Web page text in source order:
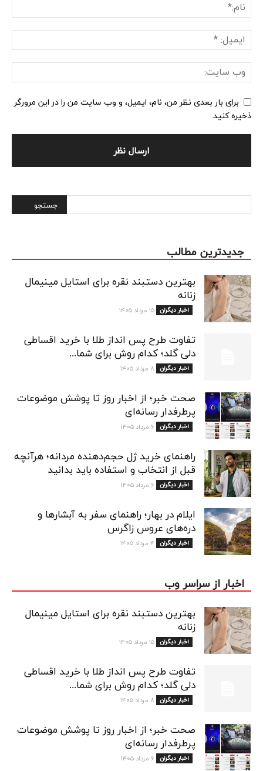
برای بار بعدی نظر من، نام، ایمیل، و وب سایت من را در این مرورگر
ذخیره کنید.
جدیدترین مطالب
بهترین دستبند نقره برای استایل مینیمال
زنانه
اخبار دیگران ۱۵ مرداد ۱۴۰۵
تفاوت طرح پس انداز طلا با خرید اقساطی
دلی گلد؛ کدام روش برای شما...
اخبار دیگران ۸ مرداد ۱۴۰۵
صحت خبر؛ از اخبار روز تا پوشش موضوعات
پرطرفدار رسانه‌ای
اخبار دیگران ۶ مرداد ۱۴۰۵
راهنمای خرید ژل حجم‌دهنده مردانه؛ هرآنچه
قبل از انتخاب و استفاده باید بدانید
اخبار دیگران ۶ مرداد ۱۴۰۵
ایلام در بهار؛ راهنمای سفر به آبشارها و
دره‌های عروس زاگرس
اخبار دیگران ۴ مرداد ۱۴۰۵
اخبار از سراسر وب
بهترین دستبند نقره برای استایل مینیمال
زنانه
اخبار دیگران ۱۵ مرداد ۱۴۰۵
تفاوت طرح پس انداز طلا با خرید اقساطی
دلی گلد؛ کدام روش برای شما...
اخبار دیگران ۸ مرداد ۱۴۰۵
صحت خبر؛ از اخبار روز تا پوشش موضوعات
پرطرفدار رسانه‌ای
اخبار دیگران ۶ مرداد ۱۴۰۵